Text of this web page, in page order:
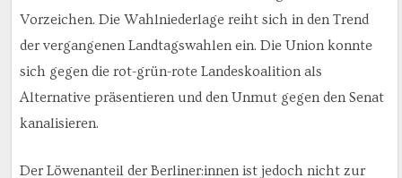
Vorzeichen. Die Wahlniederlage reiht sich in den Trend
der vergangenen Landtagswahlen ein. Die Union konnte
sich gegen die rot-grün-rote Landeskoalition als
Alternative präsentieren und den Unmut gegen den Senat
kanalisieren.
Der Löwenanteil der Berliner:innen ist jedoch nicht zur